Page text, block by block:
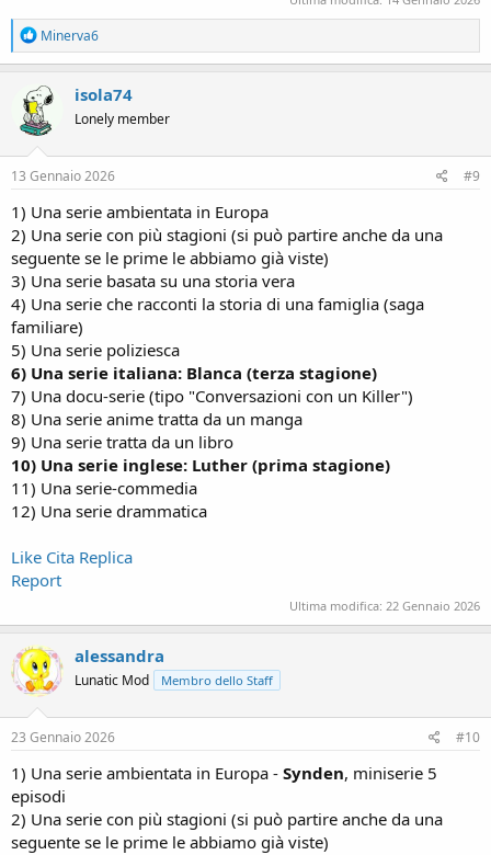
R
e
a
c
t
i
o
n
s
Minerva6
isola74
Lonely member
13 Gennaio 2026 #9
1) Una serie ambientata in Europa
2) Una serie con più stagioni (si può partire anche da una
seguente se le prime le abbiamo già viste)
3) Una serie basata su una storia vera
4) Una serie che racconti la storia di una famiglia (saga
familiare)
5) Una serie poliziesca
6) Una serie italiana: Blanca (terza stagione)
7) Una docu-serie (tipo "Conversazioni con un Killer")
8) Una serie anime tratta da un manga
9) Una serie tratta da un libro
10) Una serie inglese: Luther (prima stagione)
11) Una serie-commedia
12) Una serie drammatica
Like Cita Replica
Report
Ultima modifica: 22 Gennaio 2026
alessandra
Lunatic Mod Membro dello Staff
23 Gennaio 2026 #10
1) Una serie ambientata in Europa - Synden, miniserie 5
episodi
2) Una serie con più stagioni (si può partire anche da una
seguente se le prime le abbiamo già viste)